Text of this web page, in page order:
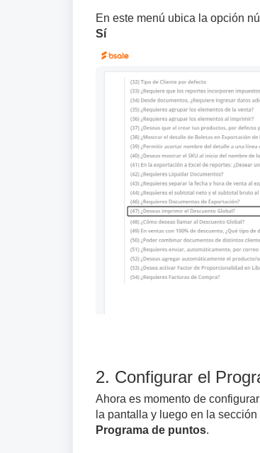
En este menú ubica la opción
Sí
2. Configurar el
Ahora es momento de
la pantalla y luego en la sección
Programa de puntos.